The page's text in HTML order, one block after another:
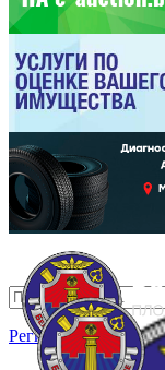
Регистрация Вход